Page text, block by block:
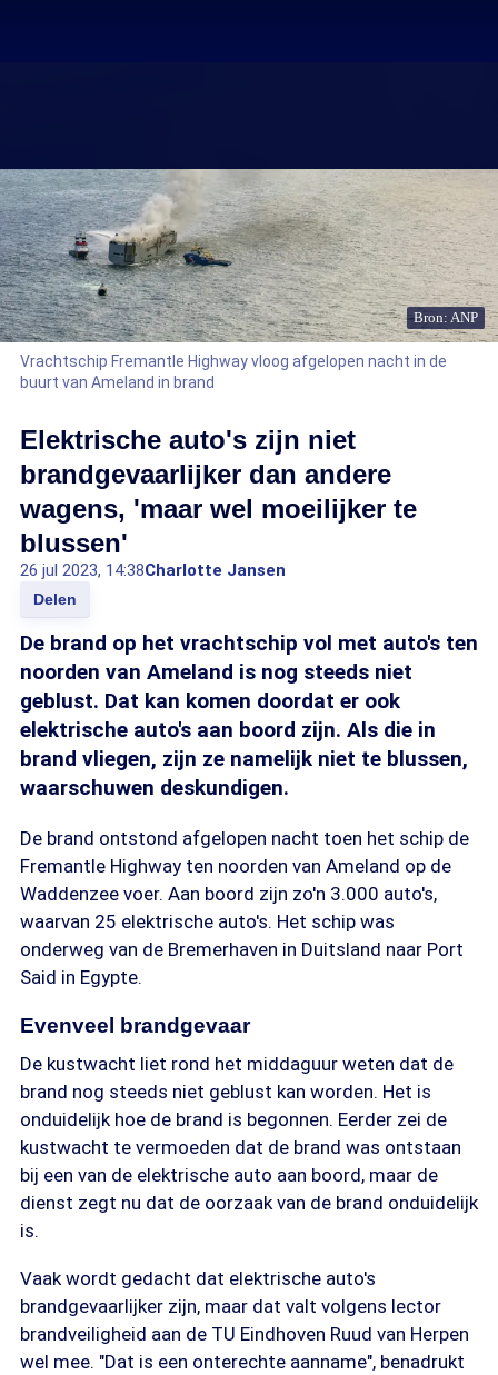
Bron: ANP
Vrachtschip Fremantle Highway vloog afgelopen nacht in de
buurt van Ameland in brand
Elektrische auto's zijn niet
brandgevaarlijker dan andere
wagens, 'maar wel moeilijker te
blussen'
26 jul 2023, 14:38Charlotte Jansen
Delen
De brand op het vrachtschip vol met auto's ten
noorden van Ameland is nog steeds niet
geblust. Dat kan komen doordat er ook
elektrische auto's aan boord zijn. Als die in
brand vliegen, zijn ze namelijk niet te blussen,
waarschuwen deskundigen.
De brand ontstond afgelopen nacht toen het schip de
Fremantle Highway ten noorden van Ameland op de
Waddenzee voer. Aan boord zijn zo'n 3.000 auto's,
waarvan 25 elektrische auto's. Het schip was
onderweg van de Bremerhaven in Duitsland naar Port
Said in Egypte.
Evenveel brandgevaar
De kustwacht liet rond het middaguur weten dat de
brand nog steeds niet geblust kan worden. Het is
onduidelijk hoe de brand is begonnen. Eerder zei de
kustwacht te vermoeden dat de brand was ontstaan
bij een van de elektrische auto aan boord, maar de
dienst zegt nu dat de oorzaak van de brand onduidelijk
is.
Vaak wordt gedacht dat elektrische auto's
brandgevaarlijker zijn, maar dat valt volgens lector
brandveiligheid aan de TU Eindhoven Ruud van Herpen
wel mee. "Dat is een onterechte aanname", benadrukt